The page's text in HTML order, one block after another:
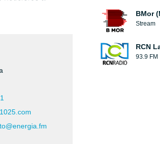
BMor
Stream
RCN
93.9 FM